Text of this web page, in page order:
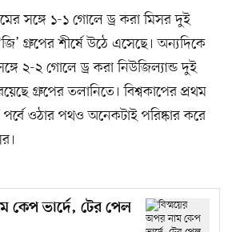
সঙ্গে ১-১ গোলে ড্র করা মিসর দুই
গ্রুপের শীর্ষে উঠে এসেছে। অন্যদিকে
২-২ গোলে ড্র করা নিউজিল্যান্ড দুই
গ্রুপের তলানিতে। বিশ্বকাপের প্রথম
ওঠার পথও অনেকটাই পরিষ্কার করে
কেপ ভার্দে, টের পেল